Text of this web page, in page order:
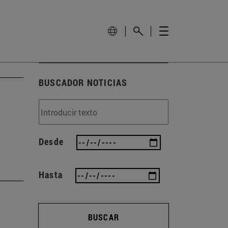
BUSCADOR NOTICIAS
Desde
Hasta
BUSCAR